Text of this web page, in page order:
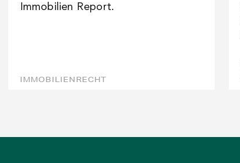
Immobilien Report.
IMMOBILIENRECHT